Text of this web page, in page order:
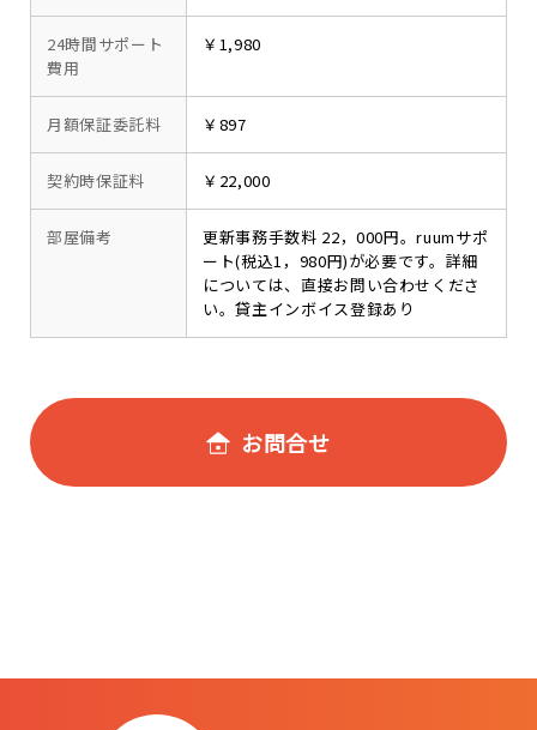
24時間サポート
費用
￥1,980
月額保証委託料 ￥897
契約時保証料 ￥22,000
部屋備考
更新事務手数料 22，000円。ruumサポ
ート(税込1，980円)が必要です。詳細
については、直接お問い合わせくださ
い。貸主インボイス登録あり
お問合せ